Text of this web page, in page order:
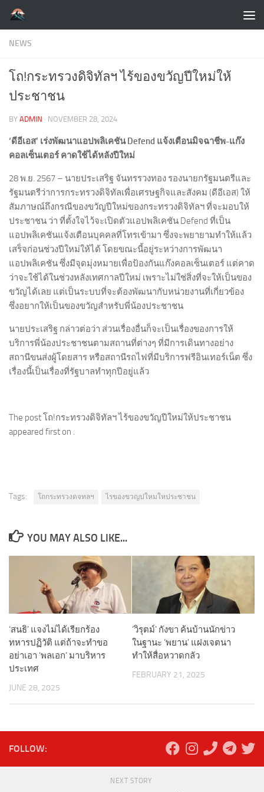
Skip to content
NEWS
โถ!กระทรวงดิจิทัลฯ ไร้ของขวัญปีใหม่ให้
ประชาชน
BY ADMIN · NOVEMBER 28, 2024
‘ดีอีเอส’ เร่งพัฒนาแอปพลิเคชัน Defend แจ้งเตือนมิจฉาชีพ-แก๊ง
คอลเซ็นเตอร์ คาดใช้ได้หลังปีใหม่
28 พ.ย. 2567 – นายประเสริฐ จันทรรวงทอง รองนายกรัฐมนตรีและ
รัฐมนตรีว่าการกระทรวงดิจิทัลเพื่อเศรษฐกิจและสังคม (ดีอีเอส) ให้
สัมภาษณ์ถึงกรณีของขวัญปีใหม่ของกระทรวงดิจิทัลฯ ที่จะมอบให้
ประชาชน ว่า ที่ตั้งใจไว้จะเปิดตัวแอปพลิเคชัน Defend ที่เป็น
แอปพลิเคชันแจ้งเตือนบุคคลที่โทรเข้ามา ซึ่งจะพยายามทำให้แล้ว
เสร็จก่อนช่วงปีใหม่ให้ได้ โดยขณะนี้อยู่ระหว่างการพัฒนา
แอปพลิเคชัน ซึ่งมีจุดมุ่งหมายเพื่อป้องกันแก๊งคอลเซ็นเตอร์ แต่คาด
ว่าจะใช้ได้ในช่วงหลังเทศกาลปีใหม่ เพราะไม่ใช่สิ่งที่จะให้เป็นของ
ขวัญได้เลย แต่เป็นระบบที่จะต้องพัฒนากับหน่วยงานที่เกี่ยวข้อง
ซึ่งอยากให้เป็นของขวัญสำหรับพี่น้องประชาชน
นายประเสริฐ กล่าวต่อว่า ส่วนเรื่องอื่นก็จะเป็นเรื่องของการให้
บริการพี่น้องประชาชนตามสถานที่ต่างๆ ที่มีการเดินทางอย่าง
สถานีขนส่งผู้โดยสาร หรือสถานีรถไฟที่มีบริการฟรีอินเทอร์เน็ต ซึ่ง
เรื่องนี้เป็นเรื่องที่รัฐบาลทำทุกปีอยู่แล้ว
The post โถ!กระทรวงดิจิทัลฯ ไร้ของขวัญปีใหม่ให้ประชาชน
appeared first on .
Tags: โถกระทรวงดจทลฯ ไรของขวญปใหมใหประชาชน
YOU MAY ALSO LIKE...
‘สนธิ’ แจงไม่ได้เรียกร้อง
ทหารปฏิวัติ แต่ถ้าจะทำขอ
อย่าเอา ‘พลเอก’ มาบริหาร
ประเทศ
JUNE 28, 2025
‘วิรุตม์’ กังขา ค้นบ้านนักข่าว
ในฐานะ ‘พยาน’ แฝงเจตนา
ทำให้สื่อหวาดกลัว
FEBRUARY 21, 2025
FOLLOW:
NEXT STORY